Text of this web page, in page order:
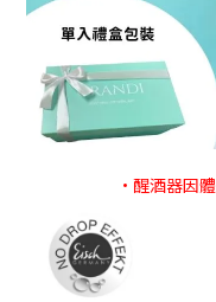
•醒酒器因